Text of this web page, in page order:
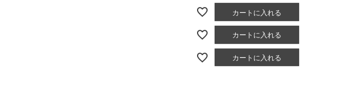
カートに入れる
カートに入れる
カートに入れる